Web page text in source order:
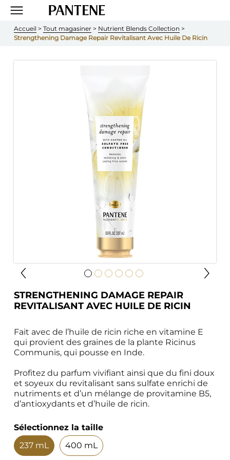
Accueil > Tout magasiner > Nutrient Blends Collection
Strengthening Damage Repair Revitalisant Avec Huile De Ricin
STRENGTHENING DAMAGE REPAIR
REVITALISANT AVEC HUILE DE RICIN
Fait avec de l’huile de ricin riche en vitamine E
qui provient des graines de la plante Ricinus
Communis, qui pousse en Inde.
Profitez du parfum vivifiant ainsi que du fini doux
et soyeux du revitalisant sans sulfate enrichi de
nutriments et d’un mélange de provitamine B5,
d’antioxydants et d’huile de ricin.
Sélectionnez la taille
237 mL
400 mL